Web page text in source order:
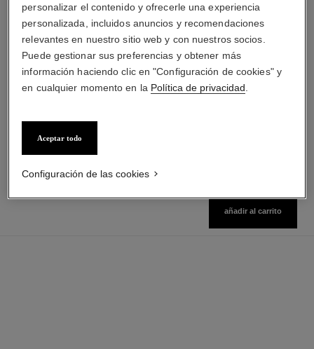
paris - biarritz
Les Eaux de Chanel – Eau de
Toilette Vaporizador
$248,376
Ver información
paris - édimbourg
Les Eaux de Chanel – Eau de
Toilette Vaporizador
añadir al carrito
personalizar el contenido y ofrecerle una experiencia
personalizada, incluidos anuncios y recomendaciones
relevantes en nuestro sitio web y con nuestros socios.
Puede gestionar sus preferencias y obtener más
información haciendo clic en "Configuración de cookies" y
en cualquier momento en la Política de privacidad
Aceptar todo
Configuración de las cookies